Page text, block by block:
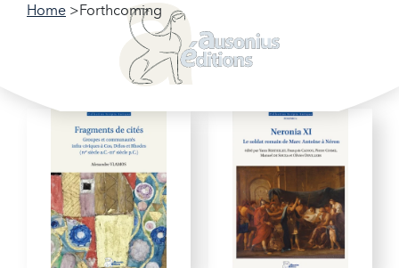
Home Forthcoming
Forthcoming